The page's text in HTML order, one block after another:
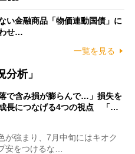
い金融商品「物価連動国債」に
せ…
一覧を見る
析」
で含み損が膨らんで…」損失を
長につなげる4つの視点 「…
強まり、7月中旬にはキオク
安をつけるな…